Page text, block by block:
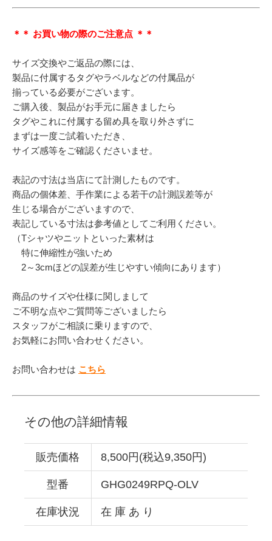
＊＊ お買い物の際のご注意点 ＊＊
サイズ交換やご返品の際には、
製品に付属するタグやラベルなどの付属品が
揃っている必要がございます。
ご購入後、製品がお手元に届きましたら
タグやこれに付属する留め具を取り外さずに
まずは一度ご試着いただき、
サイズ感等をご確認くださいませ。
表記の寸法は当店にて計測したものです。
商品の個体差、手作業による若干の計測誤差等が
生じる場合がございますので、
表記している寸法は参考値としてご利用ください。
（Tシャツやニットといった素材は
特に伸縮性が強いため
2～3cmほどの誤差が生じやすい傾向にあります）
商品のサイズや仕様に関しまして
ご不明な点やご質問等ございましたら
スタッフがご相談に乗りますので、
お気軽にお問い合わせください。
お問い合わせは こちら
その他の詳細情報
販売価格 8,500円(税込9,350円)
型番 GHG0249RPQ-OLV
在庫状況 在 庫 あ り